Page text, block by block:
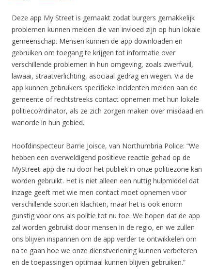
Deze app My Street is gemaakt zodat burgers gemakkelijk
problemen kunnen melden die van invloed zijn op hun lokale
gemeenschap. Mensen kunnen de app downloaden en
gebruiken om toegang te krijgen tot informatie over
verschillende problemen in hun omgeving, zoals zwerfvuil,
lawaai, straatverlichting, asociaal gedrag en wegen. Via de
app kunnen gebruikers specifieke incidenten melden aan de
gemeente of rechtstreeks contact opnemen met hun lokale
politieco?rdinator, als ze zich zorgen maken over misdaad en
wanorde in hun gebied.
Hoofdinspecteur Barrie Joisce, van Northumbria Police: “We
hebben een overweldigend positieve reactie gehad op de
MyStreet-app die nu door het publiek in onze politiezone kan
worden gebruikt. Het is niet alleen een nuttig hulpmiddel dat
inzage geeft met wie men contact moet opnemen voor
verschillende soorten klachten, maar het is ook enorm
gunstig voor ons als politie tot nu toe. We hopen dat de app
zal worden gebruikt door mensen in de regio, en we zullen
ons blijven inspannen om de app verder te ontwikkelen om
na te gaan hoe we onze dienstverlening kunnen verbeteren
en de toepassingen optimaal kunnen blijven gebruiken.”